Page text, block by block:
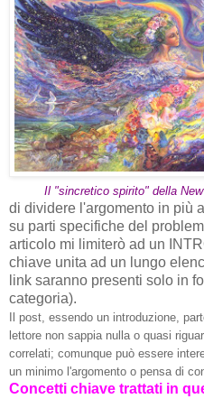
Il "sincretico spirito" della
di dividere l'argomento in più
su parti specifiche del
articolo mi limiterò ad un
chiave unita ad un lungo
link saranno presenti solo in
categoria).
Il post, essendo un introduzione,
lettore non sappia nulla o quasi
correlati; comunque può essere
un minimo l'argomento o pensa di
Concetti chiave trattati in